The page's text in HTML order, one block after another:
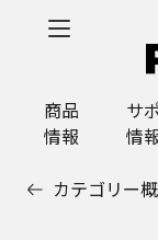
商品
情報
サ
情
カテゴリー